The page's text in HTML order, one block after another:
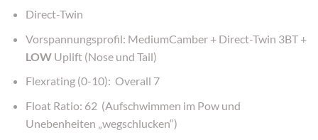
Direct-Twin
Vorspannungsprofil: MediumCamber + Direct-Twin 3BT +
LOWUplift (Nose und Tail)
Flexrating (0-10): Overall 7
Float Ratio: 62 (Aufschwimmen im Pow und
Unebenheiten „wegschlucken“)